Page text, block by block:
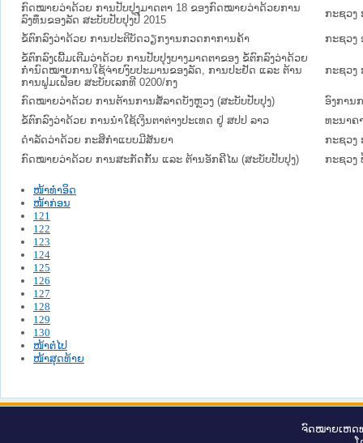
ກົດໝາຍວ່າດ້ວຍ ການປັບປຸງມາດຕາ 18 ຂອງກົດໝາຍວ່າດ້ວຍການ
ລົງທຶນຂອງລັດ ສະບັບປັບປຸງປີ 2015
ກະຊວງ
ຂໍ້ຕົກລົງວ່າດ້ວຍ ການປະຕິບັດວຽກງານກວດກາການຄ້າ
ກະຊວງ
ຂໍ້ຕົກລົງເພີ້ມເຕີມວ່າດ້ວຍ ການປັບປຸງບາງມາດຕາຂອງ ຂໍ້ຕົກລົງວ່າດ້ວຍ
ກຳນົດໝາຍການໃຊ້ຈ່າຍງົບປະມານຂອງລັດ, ການປະຢັດ ແລະ ຕ້ານ
ການຟູມເຟືອຍ ສະບັບເລກທີ 0200/ກງ
ກະຊວງ
ກົດໝາຍວ່າດ້ວຍ ການຕ້ານການສໍ້ລາດບັງຫຼວງ (ສະບັບປັບປຸງ)
ອົງການ
ຂໍ້ຕົກລົງວ່າດ້ວຍ ການນຳໃຊ້ເງິນຕາຕ່າງປະເທດ ຢູ່ ສປປ ລາວ
ທະນາຄ
ດຳລັດວ່າດ້ວຍ ກະສິກຳແບບມີສັນຍາ
ກະຊວງ
ກົດໝາຍວ່າດ້ວຍ ການສະກັດກັ້ນ ແລະ ຕ້ານອັກຄີໄພ (ສະບັບປັບປຸງ)
ກະຊວງ
ໜ້າທໍາອິດ
ໜ້າກ່ອນ
121
122
123
124
125
126
127
128
129
130
ໜ້າຕໍ່ໄປ
ໜ້າສຸດທ້າຍ
ຈົດ​ໝາຍ​ເຫດ​